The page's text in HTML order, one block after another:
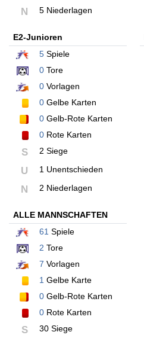
N 5 Niederlagen
E2-Junioren
5 Spiele
0 Tore
0 Vorlagen
0 Gelbe Karten
0 Gelb-Rote Karten
0 Rote Karten
S 2 Siege
U 1 Unentschieden
N 2 Niederlagen
ALLE MANNSCHAFTEN
61 Spiele
2 Tore
7 Vorlagen
1 Gelbe Karte
0 Gelb-Rote Karten
0 Rote Karten
S 30 Siege